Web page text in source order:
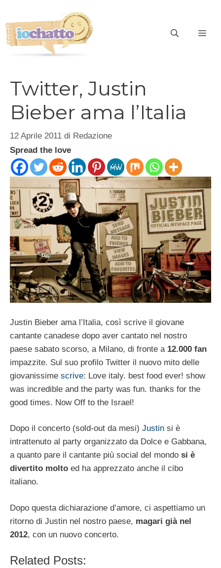
contenuto
Twitter, Justin
Bieber ama l’Italia
12 Aprile 2011 di Redazione
Spread the love
Justin Bieber ama l’Italia, così scrive il giovane
cantante canadese dopo aver cantato nel nostro
paese sabato scorso, a Milano, di fronte a 12.000 fan
impazzite. Sul suo profilo Twitter il nuovo mito delle
giovanissime scrive: Love italy. best food ever! show
was incredible and the party was fun. thanks for the
good times. Now Off to the Israel!
Dopo il concerto (sold-out da mesi) Justin si è
intrattenuto al party organizzato da Dolce e Gabbana,
a quanto pare il cantante più social del mondo si è
divertito molto ed ha apprezzato anche il cibo
italiano.
Dopo questa dichiarazione d’amore, ci aspettiamo un
ritorno di Justin nel nostro paese, magari già nel
2012, con un nuovo concerto.
Related Posts: